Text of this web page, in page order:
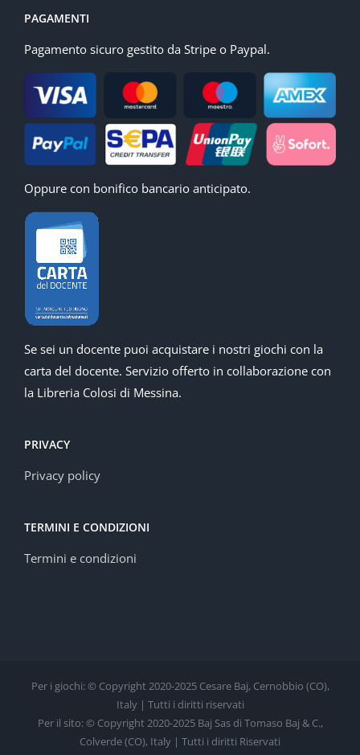
PAGAMENTI
Pagamento sicuro gestito da Stripe o Paypal.
Oppure con bonifico bancario anticipato.
Se sei un docente puoi acquistare i nostri giochi con la
carta del docente. Servizio offerto in collaborazione con
la Libreria Colosi di Messina.
PRIVACY
Privacy policy
TERMINI E CONDIZIONI
Termini e condizioni
Per i giochi: © Copyright 2020-2025 Cesare Baj, Cernobbio (CO),
Italy | Tutti i diritti riservati
Per il sito: © Copyright 2020-2025 Baj Sas di Tomaso Baj & C.,
Colverde (CO), Italy | Tutti i diritti Riservati